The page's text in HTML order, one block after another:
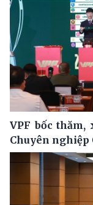
VPF bốc
Chuyên nghiệp